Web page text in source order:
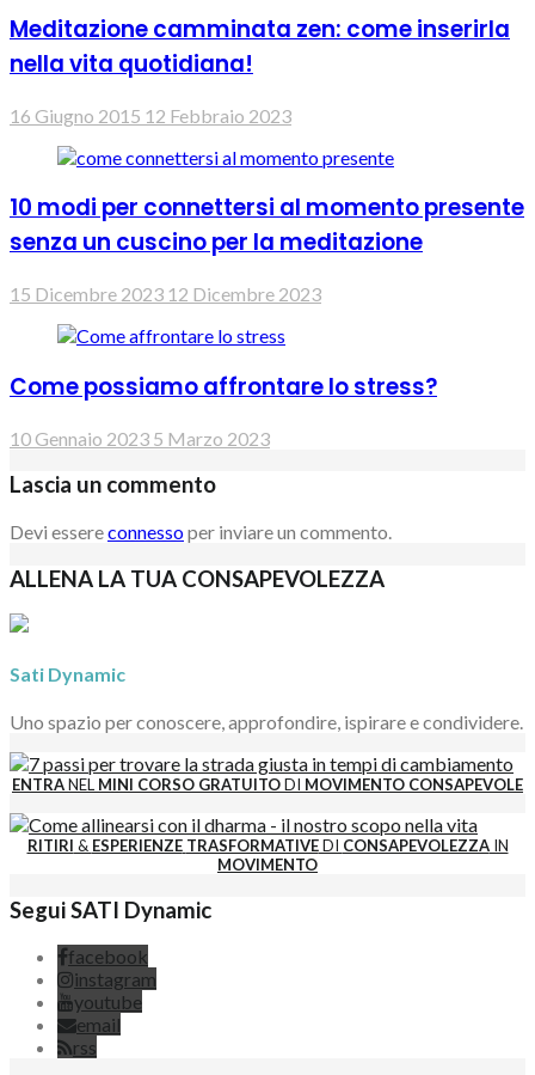
Meditazione camminata zen: come inserirla
nella vita quotidiana!
16 Giugno 2015 12 Febbraio 2023
10 modi per connettersi al momento presente
senza un cuscino per la meditazione
15 Dicembre 2023 12 Dicembre 2023
Come possiamo affrontare lo stress?
10 Gennaio 2023 5 Marzo 2023
Lascia un commento
Devi essereconnessoper inviare un commento.
ALLENA LA TUA CONSAPEVOLEZZA
Sati Dynamic
Uno spazio per conoscere, approfondire, ispirare e condividere.
ENTRANEL MINI CORSO GRATUITODI MOVIMENTO CONSAPEVOLE
RITIRI & ESPERIENZE TRASFORMATIVEDI CONSAPEVOLEZZAIN
MOVIMENTO
Segui SATI Dynamic
facebook
instagram
youtube
email
rss